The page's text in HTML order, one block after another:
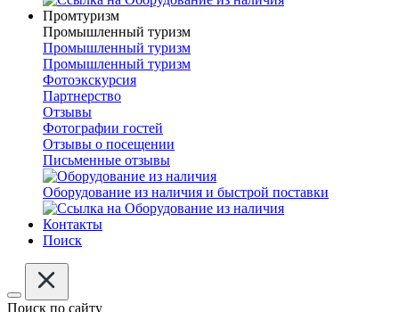
Промтуризм
Промышленный туризм
Промышленный туризм
Промышленный туризм
Фотоэкскурсия
Партнерство
Отзывы
Фотографии гостей
Отзывы о посещении
Письменные отзывы
Оборудование из наличия и быстрой поставки
Контакты
Поиск
Поиск по сайту